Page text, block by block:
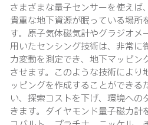
さまざまな量子センサーを使えば
貴重な地下資源が眠っている場所
す。原子気体磁気計やグラジオメ
用いたセンシング技術は、非常に
力変動を測定でき、地下マッピン
させます。このような技術によ
ッピングを作成することができる
い、探索コストを下げ、環境への
きます。ダイヤモンド量子磁力計